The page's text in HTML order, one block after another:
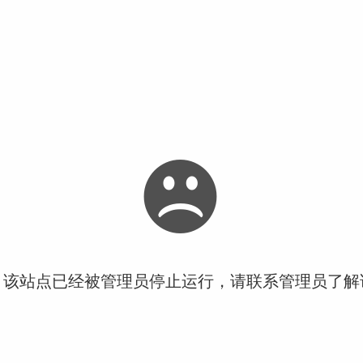
站点已经被管理员停止运行，请联系管理员了